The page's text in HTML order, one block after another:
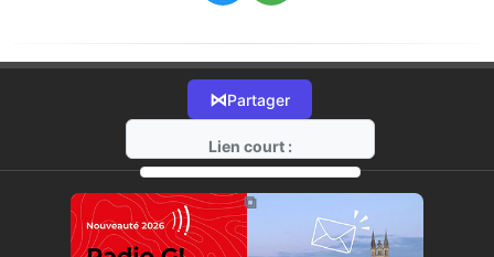
⋈Partager
Lien court :
https://radio-g.fr?17805
⧉